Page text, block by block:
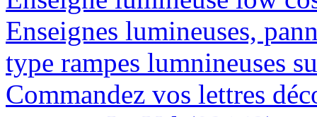
Enseignes lumineuses,
type rampes lumnineuses
Commandez vos lettres